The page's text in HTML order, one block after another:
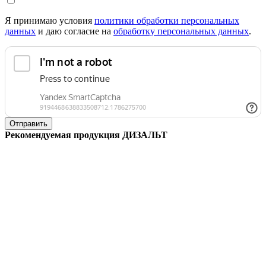
Я принимаю условия политики обработки персональных
данных и даю согласие на обработку персональных данных.
Отправить
Рекомендуемая продукция ДИЗАЛЬТ